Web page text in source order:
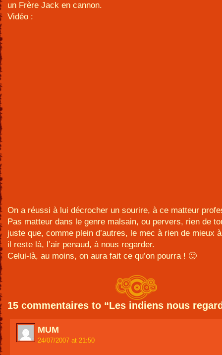
un Frère Jack en cannon.
Vidéo :
On a réussi à lui décrocher un sourire, à ce matteur
Pas matteur dans le genre malsain, ou pervers, rien de
juste que, comme plein d’autres, le mec à rien de mieux
il reste là, l’air penaud, à nous regarder.
Celui-là, au moins, on aura fait ce qu’on pourra ! 🙂
15 commentaires to “Les indiens nous
MUM
24/07/2007 at 21:50